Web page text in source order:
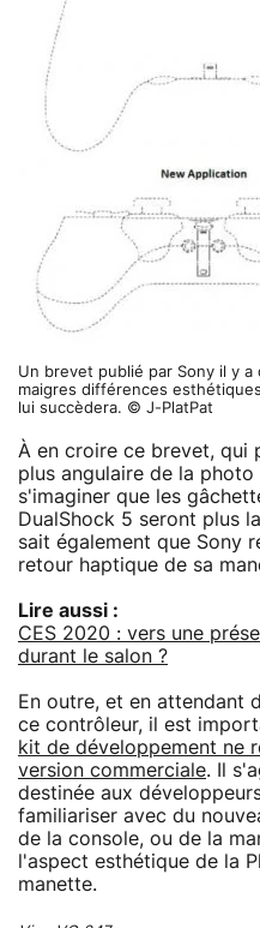
Un brevet publié par Sony il y
maigres différences
lui succèdera. © J-PlatPat
À en croire ce brevet, qui
plus angulaire de la
s'imaginer que les
DualShock 5 seront plus
sait également que Sony
retour haptique de sa
Lire aussi :
CES 2020 : vers une
durant le salon ?
En outre, et en attendant
ce contrôleur, il est
kit de développement ne
version commerciale. Il
destinée aux
familiariser avec du
de la console, ou de la
l'aspect esthétique de la
manette.